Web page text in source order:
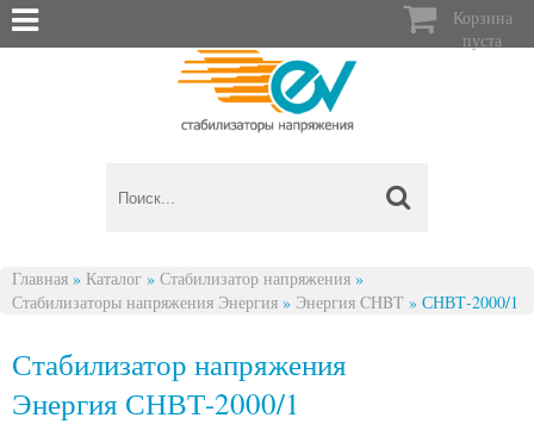

Корзина
пуста
Вы здесь
Главная » Каталог » Стабилизатор напряжения »
Стабилизаторы напряжения Энергия » Энергия CHBT » СНВТ-2000/1
Стабилизатор напряжения
Энергия СНВТ-2000/1